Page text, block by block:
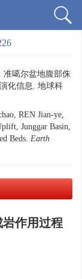
准噶尔盆地腹部侏
化信息. 地球科
REN Jian-ye,
Junggar Basin,
Beds. Earth
作用过程